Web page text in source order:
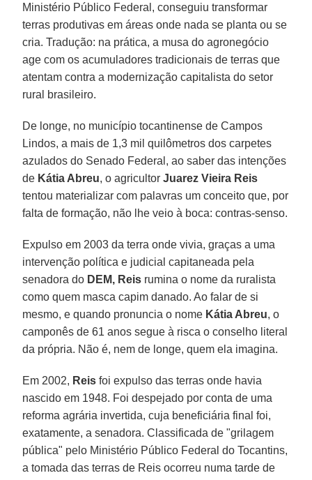
Ministério Público Federal, conseguiu transformar
terras produtivas em áreas onde nada se planta ou se
cria. Tradução: na prática, a musa do agronegócio
age com os acumuladores tradicionais de terras que
atentam contra a modernização capitalista do setor
rural brasileiro.
De longe, no município tocantinense de Campos
Lindos, a mais de 1,3 mil quilômetros dos carpetes
azulados do Senado Federal, ao saber das intenções
de Kátia Abreu, o agricultorJuarez Vieira Reis
tentou materializar com palavras um conceito que, por
falta de formação, não lhe veio à boca: contras-senso.
Expulso em 2003 da terra onde vivia, graças a uma
intervenção política e judicial capitaneada pela
senadora do DEM, Reis rumina o nome da ruralista
como quem masca capim danado. Ao falar de si
mesmo, e quando pronuncia o nome Kátia Abreu, o
camponês de 61 anos segue à risca o conselho literal
da própria. Não é, nem de longe, quem ela imagina.
Em 2002, Reis foi expulso das terras onde havia
nascido em 1948. Foi despejado por conta de uma
reforma agrária invertida, cuja beneficiária final foi,
exatamente, a senadora. Classificada de "grilagem
pública" pelo Ministério Público Federal do Tocantins,
a tomada das terras de Reis ocorreu numa tarde de